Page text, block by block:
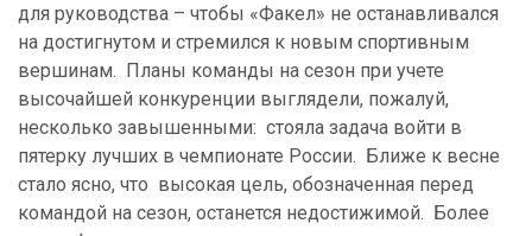
для руководства – чтобы «Факел» не останавливался
на достигнутом и стремился к новым спортивным
вершинам. Планы команды на сезон при учете
высочайшей конкуренции выглядели, пожалуй,
несколько завышенными: стояла задача войти в
пятерку лучших в чемпионате России. Ближе к весне
стало ясно, что высокая цель, обозначенная перед
командой на сезон, останется недостижимой. Более